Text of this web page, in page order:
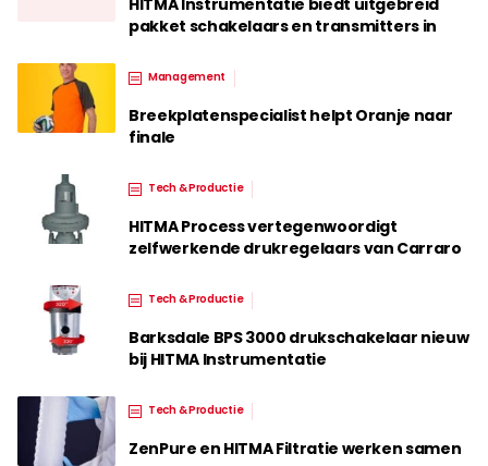
HITMA Instrumentatie biedt uitgebreid
pakket schakelaars en transmitters in
Management
Breekplatenspecialist helpt Oranje naar
finale
Tech & Productie
HITMA Process vertegenwoordigt
zelfwerkende drukregelaars van Carraro
Tech & Productie
Barksdale BPS 3000 drukschakelaar nieuw
bij HITMA Instrumentatie
Tech & Productie
ZenPure en HITMA Filtratie werken samen